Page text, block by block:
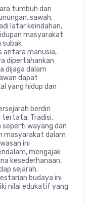
tumbuh dari
sawah,
latar keindahan,
masyarakat
subak
antara manusia,
dipertahankan
dijaga dalam
dapat
yang hidup dan
berdiri
tertata. Tradisi,
wayang dan
masyarakat dalam
ini
mengajak
kesederhanaan,
sejarah.
budaya ini
nilai edukatif yang